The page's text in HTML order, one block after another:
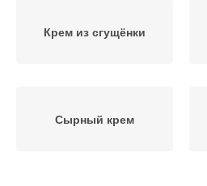
Крем из сгущёнки
Сырный крем